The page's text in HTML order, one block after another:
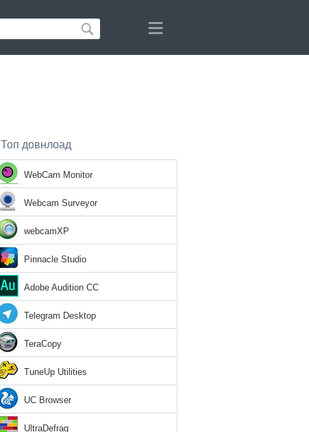
Топ довнлоад
WebCam Monitor
Webcam Surveyor
webcamXP
Pinnacle Studio
Adobe Audition CC
Telegram Desktop
TeraCopy
TuneUp Utilities
UC Browser
UltraDefrag